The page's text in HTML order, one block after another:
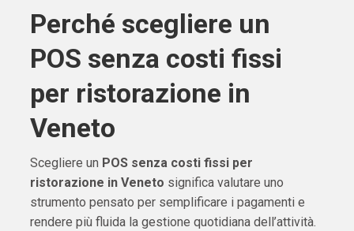
Perché scegliere un
POS senza costi fissi
per ristorazione in
Veneto
Scegliere un POS senza costi fissi per
ristorazione in Veneto significa valutare uno
strumento pensato per semplificare i pagamenti e
rendere più fluida la gestione quotidiana dell’attività.